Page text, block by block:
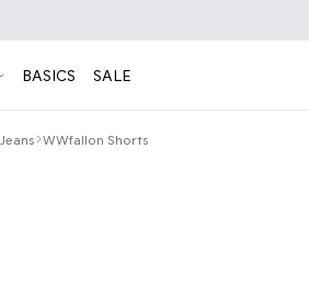
BASICS SALE
WWfallon Shorts